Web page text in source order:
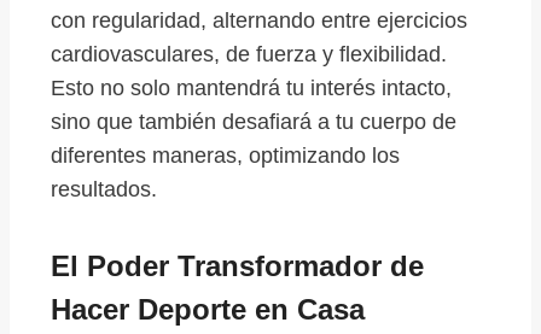
con regularidad, alternando entre ejercicios
cardiovasculares, de fuerza y flexibilidad.
Esto no solo mantendrá tu interés intacto,
sino que también desafiará a tu cuerpo de
diferentes maneras, optimizando los
resultados.
El Poder Transformador de
Hacer Deporte en Casa